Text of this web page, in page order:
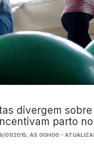
divergem
parto
01/2015, ÀS 00H00 -